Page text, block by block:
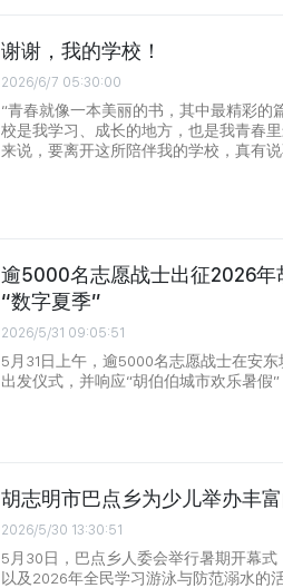
谢谢，我的学校！
2026/6/7 05:30:00
“青春就像一本美丽的书，其中最精彩的
校是我学习、成长的地方，也是我青春
来说，要离开这所陪伴我的学校，真有说
逾5000名志愿战士出征2026年
“数字夏季”
2026/5/31 09:05:51
5月31日上午，逾5000名志愿战士在安
出发仪式，并响应“胡伯伯城市欢乐暑假”
胡志明市巴点乡为少儿举办丰
2026/5/30 13:30:51
5月30日，巴点乡人委会举行暑期开幕
以及2026年全民学习游泳与防范溺水的活